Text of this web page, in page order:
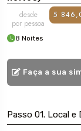
desde
por pessoa
5
8 Noites
Faça a sua
Passo 01. Local